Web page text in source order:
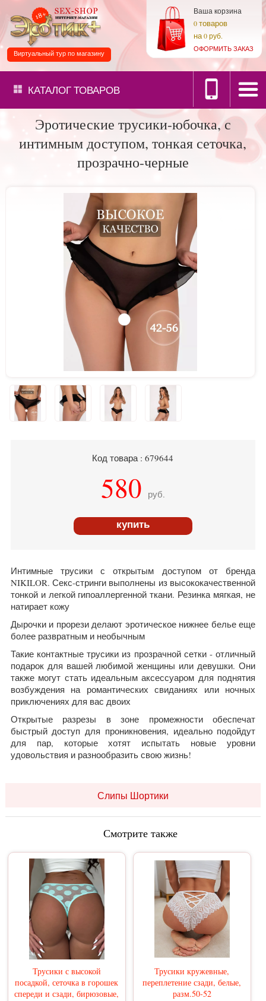
Ваша корзина
0товаров
на0 руб.
ОФОРМИТЬ ЗАКАЗ
Виртуальный тур по магазину
КАТАЛОГТОВАРОВ
Эротические трусики-юбочка, с
интимным доступом, тонкая сеточка,
прозрачно-черные
Код товара : 679644
580 руб.
купить
Интимные трусики с открытым доступом от бренда
NIKILOR. Секс-стринги выполнены из высококачественной
тонкой и легкой гипоаллергенной ткани. Резинка мягкая, не
натирает кожу
Дырочки и прорези делают эротическое нижнее белье еще
более развратным и необычным
Такие контактные трусики из прозрачной сетки - отличный
подарок для вашей любимой женщины или девушки. Они
также могут стать идеальным аксессуаром для поднятия
возбуждения на романтических свиданиях или ночных
приключениях для вас двоих
Открытые разрезы в зоне промежности обеспечат
быстрый доступ для проникновения, идеально подойдут
для пар, которые хотят испытать новые уровни
удовольствия и разнообразить свою жизнь!
Слипы Шортики
Смотрите также
Трусики с высокой
посадкой, сеточка в горошек
спереди и сзади, бирюзовые,
Трусики кружевные,
переплетение сзади, белые,
разм.50-52